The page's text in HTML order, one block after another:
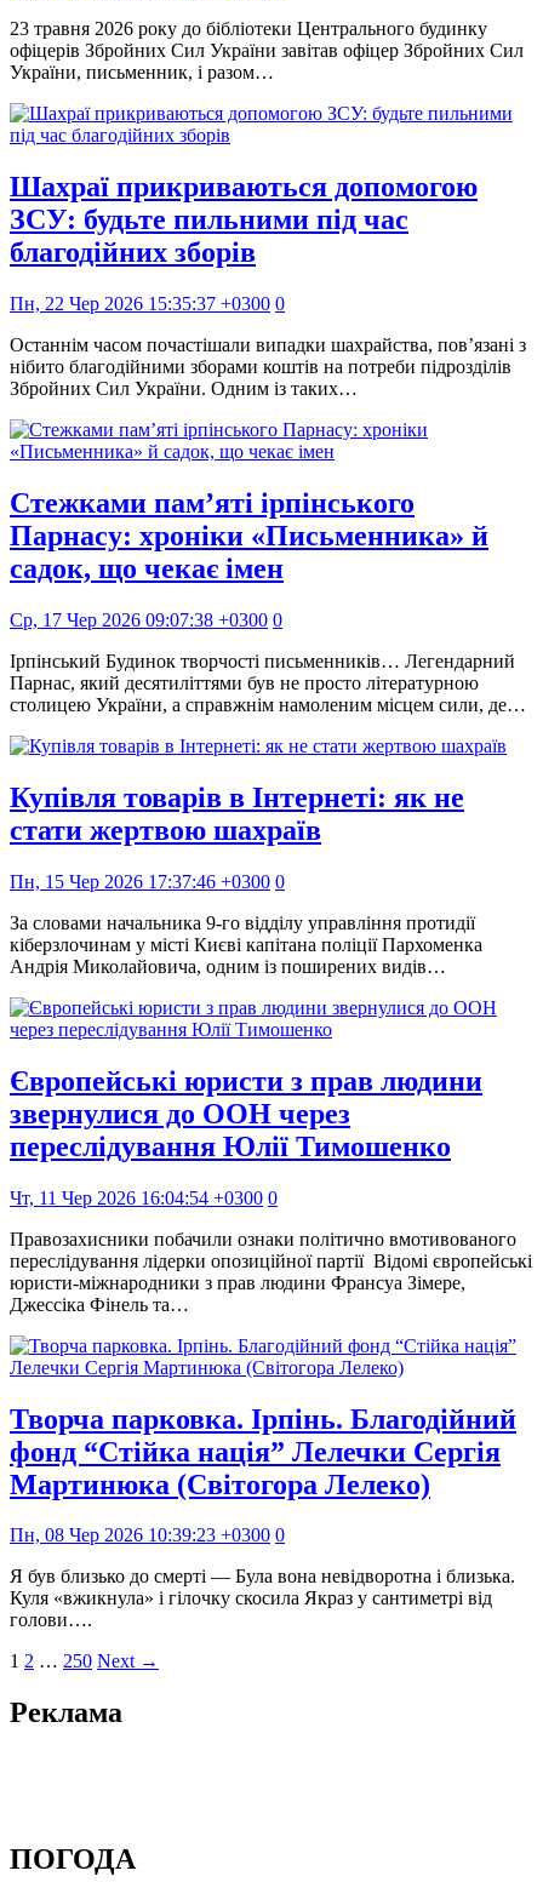
23 травня 2026 року до бібліотеки Центрального будинку
офіцерів Збройних Сил України завітав офіцер Збройних Сил
України, письменник, і разом…
Шахраї прикриваються допомогою
ЗСУ: будьте пильними під час
благодійних зборів
Пн, 22 Чер 2026 15:35:37 +0300 0
Останнім часом почастішали випадки шахрайства, пов’язані з
нібито благодійними зборами коштів на потреби підрозділів
Збройних Сил України. Одним із таких…
Стежками пам’яті ірпінського
Парнасу: хроніки «Письменника» й
садок, що чекає імен
Ср, 17 Чер 2026 09:07:38 +0300 0
Ірпінський Будинок творчості письменників… Легендарний
Парнас, який десятиліттями був не просто літературною
столицею України, а справжнім намоленим місцем сили, де…
Купівля товарів в Інтернеті: як не
стати жертвою шахраїв
Пн, 15 Чер 2026 17:37:46 +0300 0
За словами начальника 9-го відділу управління протидії
кіберзлочинам у місті Києві капітана поліції Пархоменка
Андрія Миколайовича, одним із поширених видів…
Європейські юристи з прав людини
звернулися до ООН через
переслідування Юлії Тимошенко
Чт, 11 Чер 2026 16:04:54 +0300 0
Правозахисники побачили ознаки політично вмотивованого
переслідування лідерки опозиційної партії Відомі європейські
юристи-міжнародники з прав людини Франсуа Зімере,
Джессіка Фінель та…
Творча парковка. Ірпінь. Благодійний
фонд “Стійка нація” Лелечки Сергія
Мартинюка (Світогора Лелеко)
Пн, 08 Чер 2026 10:39:23 +0300 0
Я був близько до смерті — Була вона невідворотна і близька.
Куля «вжикнула» і гілочку скосила Якраз у сантиметрі від
голови….
1 2 … 250 Next →
Реклама
ПОГОДА